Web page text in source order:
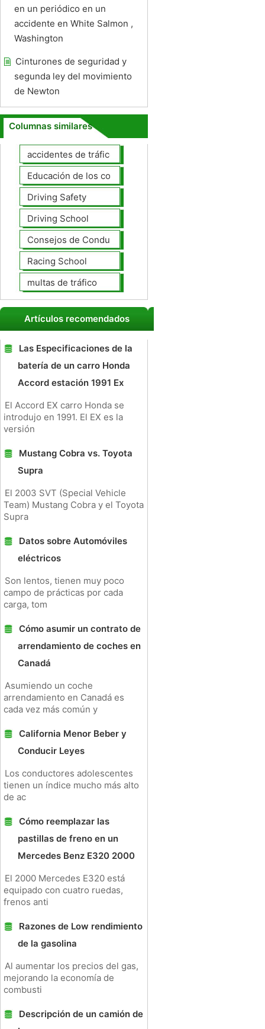
en un periódico en un
accidente en White Salmon ,
Washington
Cinturones de seguridad y
segunda ley del movimiento
de Newton
Columnas similares
accidentes de tráfico
Educación de los conductores
Driving Safety
Driving School
Consejos de Conducción
Racing School
multas de tráfico
Artículos recomendados
Las Especificaciones de la
batería de un carro Honda
Accord estación 1991 Ex
El Accord EX carro Honda se
introdujo en 1991. El EX es la
versión
Mustang Cobra vs. Toyota
Supra
El 2003 SVT (Special Vehicle
Team) Mustang Cobra y el Toyota
Supra
Datos sobre Automóviles
eléctricos
Son lentos, tienen muy poco
campo de prácticas por cada
carga, tom
Cómo asumir un contrato de
arrendamiento de coches en
Canadá
Asumiendo un coche
arrendamiento en Canadá es
cada vez más común y
California Menor Beber y
Conducir Leyes
Los conductores adolescentes
tienen un índice mucho más alto
de ac
Cómo reemplazar las
pastillas de freno en un
Mercedes Benz E320 2000
El 2000 Mercedes E320 está
equipado con cuatro ruedas,
frenos anti
Razones de Low rendimiento
de la gasolina
Al aumentar los precios del gas,
mejorando la economía de
combusti
Descripción de un camión de